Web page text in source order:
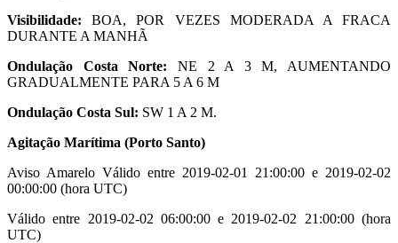
Visibilidade: BOA, POR VEZES MODERADA A FRACA
DURANTE A MANHÃ
Ondulação Costa Norte: NE 2 A 3 M, AUMENTANDO
GRADUALMENTE PARA 5 A 6 M
Ondulação Costa Sul: SW 1 A 2 M.
Agitação Marítima (Porto Santo)
Aviso Amarelo Válido entre 2019-02-01 21:00:00 e 2019-02-02
00:00:00 (hora UTC)
Válido entre 2019-02-02 06:00:00 e 2019-02-02 21:00:00 (hora
UTC)